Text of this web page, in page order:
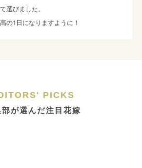
選びました。
の1日になりますように！
PICKS
が選んだ注目花嫁